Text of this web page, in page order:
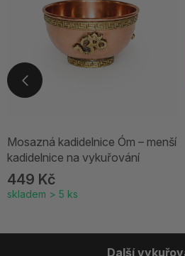
Mosazná kadidelnice Óm – menší
kadidelnice na vykuřování
449 Kč
skladem > 5 ks
Další